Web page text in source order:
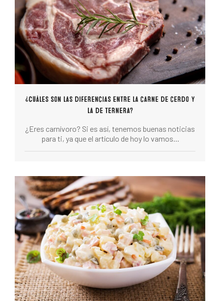
¿Cuáles son las diferencias entre la carne de cerdo y
la de ternera?
¿Eres carnívoro? Si es así, tenemos buenas noticias
para ti, ya que el artículo de hoy lo vamos...